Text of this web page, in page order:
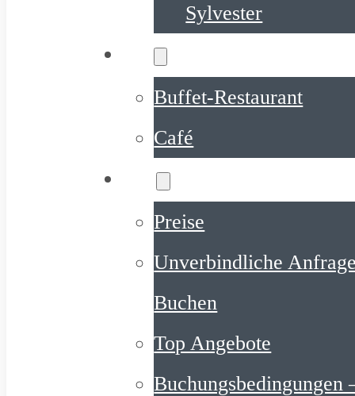
Sylvester
Buffet-Restaurant
Café
Preise
Unverbindliche
Buchen
Top Angebote
Buchungsbedingungen